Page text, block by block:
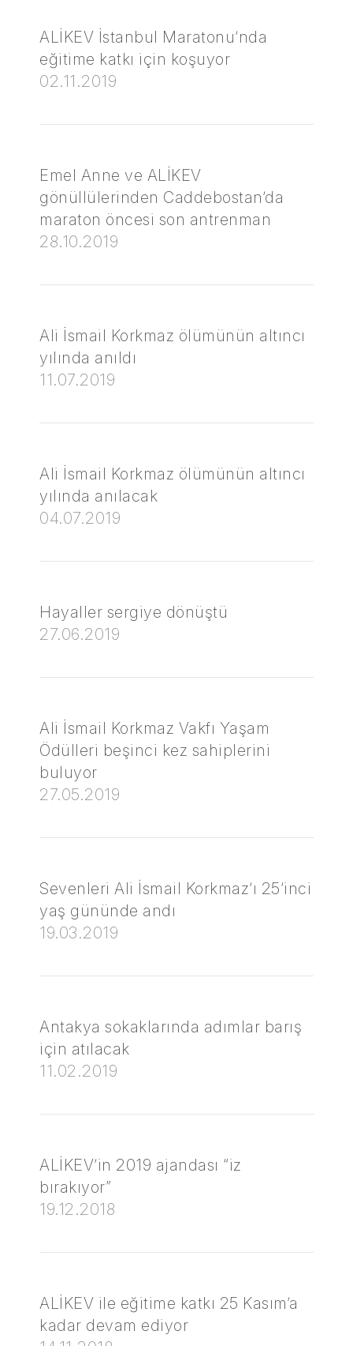
ALİKEV İstanbul Maratonu’nda
eğitime katkı için koşuyor
02.11.2019
Emel Anne ve ALİKEV
gönüllülerinden Caddebostan’da
maraton öncesi son antrenman
28.10.2019
Ali İsmail Korkmaz ölümünün altıncı
yılında anıldı
11.07.2019
Ali İsmail Korkmaz ölümünün altıncı
yılında anılacak
04.07.2019
Hayaller sergiye dönüştü
27.06.2019
Ali İsmail Korkmaz Vakfı Yaşam
Ödülleri beşinci kez sahiplerini
buluyor
27.05.2019
Sevenleri Ali İsmail Korkmaz’ı 25’inci
yaş gününde andı
19.03.2019
Antakya sokaklarında adımlar barış
için atılacak
11.02.2019
ALİKEV’in 2019 ajandası “iz
bırakıyor”
19.12.2018
ALİKEV ile eğitime katkı 25 Kasım’a
kadar devam ediyor